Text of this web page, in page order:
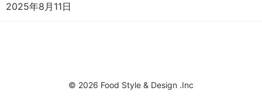
2025年8月11日
© 2026 Food Style & Design .Inc